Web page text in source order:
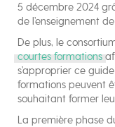
5 décembre 2024
de l’enseignement
De plus, le
courtes formations
s’approprier ce
formations peuvent
souhaitant former
La première phase